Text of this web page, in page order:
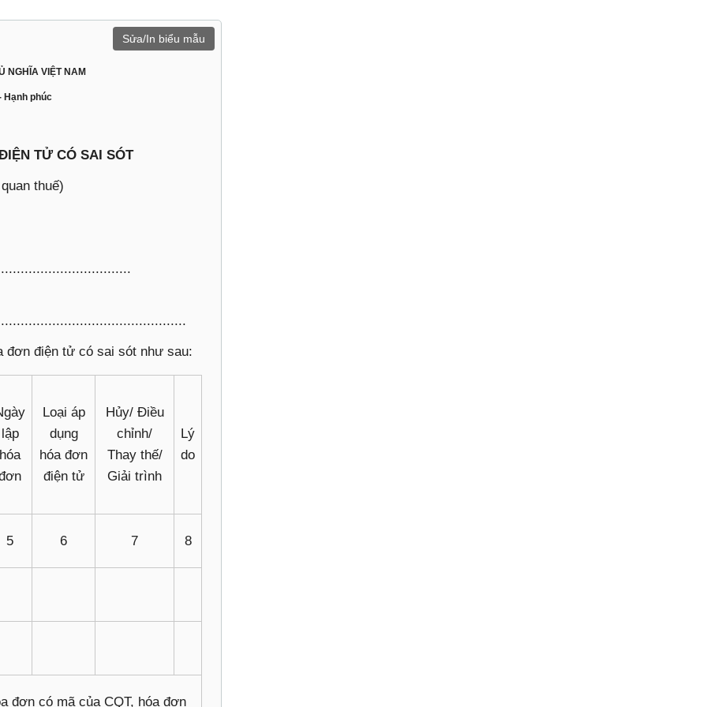
Sửa/In biểu mẫu
NGHĨA VIỆT NAM
Hạnh phúc
TỬ CÓ SAI SÓT
thuế)
đơn điện tử có sai sót như sau:
lập
hóa
Loại áp
dụng
hóa đơn
điện tử
Hủy/ Điều
chỉnh/
Thay thế/
Giải trình
Lý
do
5 6 7 8
đơn có mã của CQT, hóa đơn